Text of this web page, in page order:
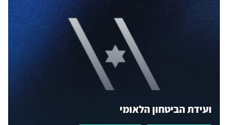
ועידת הביטחון הלאומי